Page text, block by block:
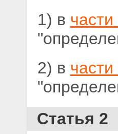
1) в части
2) в части
Статья 2